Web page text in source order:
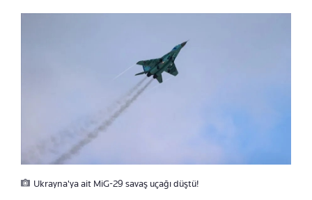
Ukrayna'ya ait MiG-29 savaş uçağı düştü!